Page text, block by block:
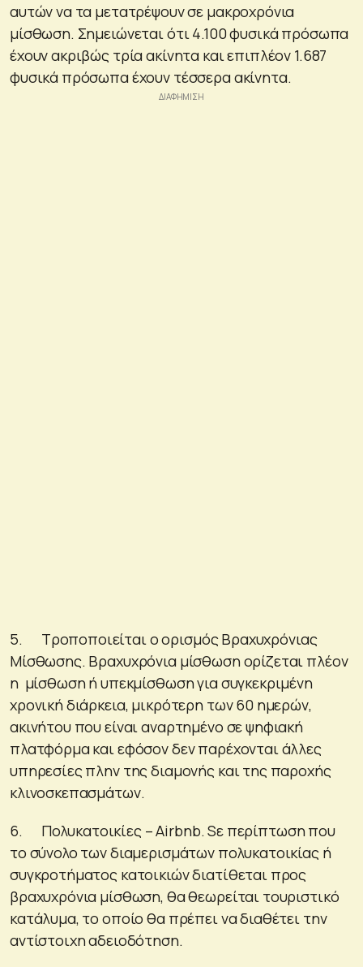
αυτών να τα μετατρέψουν σε μακροχρόνια
μίσθωση. Σημειώνεται ότι 4.100 φυσικά πρόσωπα
έχουν ακριβώς τρία ακίνητα και επιπλέον 1.687
φυσικά πρόσωπα έχουν τέσσερα ακίνητα.
5. Τροποποιείται ο ορισμός Βραχυχρόνιας
Μίσθωσης. Βραχυχρόνια μίσθωση ορίζεται πλέον
η μίσθωση ή υπεκμίσθωση για συγκεκριμένη
χρονική διάρκεια, μικρότερη των 60 ημερών,
ακινήτου που είναι αναρτημένο σε ψηφιακή
πλατφόρμα και εφόσον δεν παρέχονται άλλες
υπηρεσίες πλην της διαμονής και της παροχής
κλινοσκεπασμάτων.
6. Πολυκατοικίες – Airbnb. Sε περίπτωση που
το σύνολο των διαμερισμάτων πολυκατοικίας ή
συγκροτήματος κατοικιών διατίθεται προς
βραχυχρόνια μίσθωση, θα θεωρείται τουριστικό
κατάλυμα, το οποίο θα πρέπει να διαθέτει την
αντίστοιχη αδειοδότηση.